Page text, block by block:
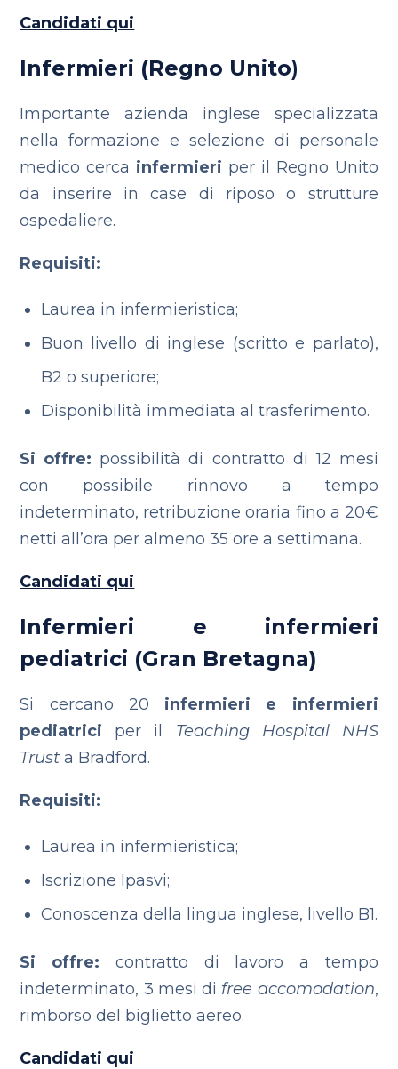
Candidati qui
Infermieri (Regno Unito)
Importante azienda inglese specializzata
nella formazione e selezione di personale
medico cerca infermieri per il Regno Unito
da inserire in case di riposo o strutture
ospedaliere.
Requisiti:
Laurea in infermieristica;
Buon livello di inglese (scritto e parlato),
B2 o superiore;
Disponibilità immediata al trasferimento.
Si offre: possibilità di contratto di 12 mesi
con possibile rinnovo a tempo
indeterminato, retribuzione oraria fino a 20€
netti all’ora per almeno 35 ore a settimana.
Candidati qui
Infermieri e infermieri
pediatrici (Gran Bretagna)
Si cercano 20 infermieri e infermieri
pediatrici per il Teaching Hospital NHS
Trust a Bradford.
Requisiti:
Laurea in infermieristica;
Iscrizione Ipasvi;
Conoscenza della lingua inglese, livello B1.
Si offre: contratto di lavoro a tempo
indeterminato, 3 mesi di free accomodation,
rimborso del biglietto aereo.
Candidati qui